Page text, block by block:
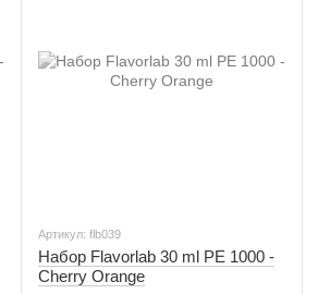
Артикул: flb039
Набор Flavorlab 30 ml PE 1000 -
Cherry Orange